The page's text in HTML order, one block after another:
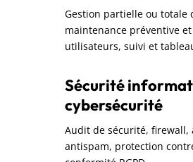
Gestion partielle ou totale
maintenance préventive
utilisateurs, suivi et
Sécurité
cybersécurité
Audit de sécurité, firewall,
antispam, protection